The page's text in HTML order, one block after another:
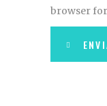
browser